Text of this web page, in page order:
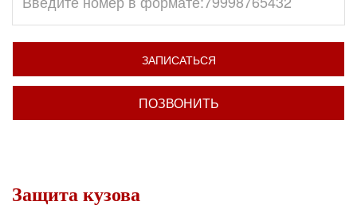
ЗАПИСАТЬСЯ
ПОЗВОНИТЬ
Защита кузова